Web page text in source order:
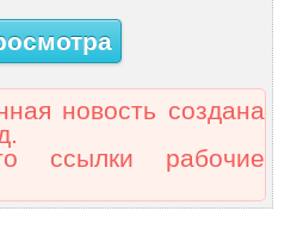
новость создана
ссылки рабочие